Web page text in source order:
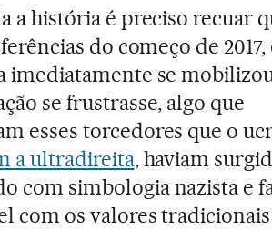
a história é preciso recuar
do começo de 2017,
imediatamente se
se frustrasse, algo que
esses torcedores que o
a ultradireita, haviam
com simbologia nazista e
com os valores